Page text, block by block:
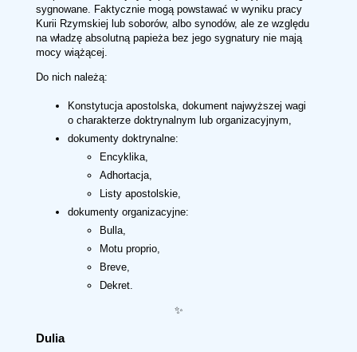
sygnowane. Faktycznie mogą powstawać w wyniku pracy
Kurii Rzymskiej lub soborów, albo synodów, ale ze względu
na władzę absolutną papieża bez jego sygnatury nie mają
mocy wiążącej.
Do nich należą:
Konstytucja apostolska, dokument najwyższej wagi
o charakterze doktrynalnym lub organizacyjnym,
dokumenty doktrynalne:
Encyklika,
Adhortacja,
Listy apostolskie,
dokumenty organizacyjne:
Bulla,
Motu proprio,
Breve,
Dekret.
✨
Dulia